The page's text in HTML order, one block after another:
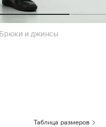
Брюки и джинсы
Таблица размеров